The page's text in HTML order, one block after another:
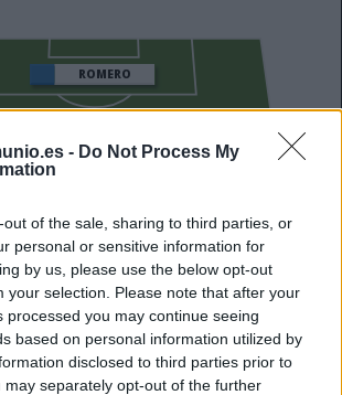
- Do Not Process My
out of the sale, sharing to third parties, or
personal or sensitive information for
by us, please use the below opt-out
your selection. Please note that after your
processed you may continue seeing
based on personal information utilized by
disclosed to third parties prior to
may separately opt-out of the further
IGLESIAS
KIKE SALAS
SANGANTE
AGOUMÉ
GUILLÉN
VARGAS
ROMERO